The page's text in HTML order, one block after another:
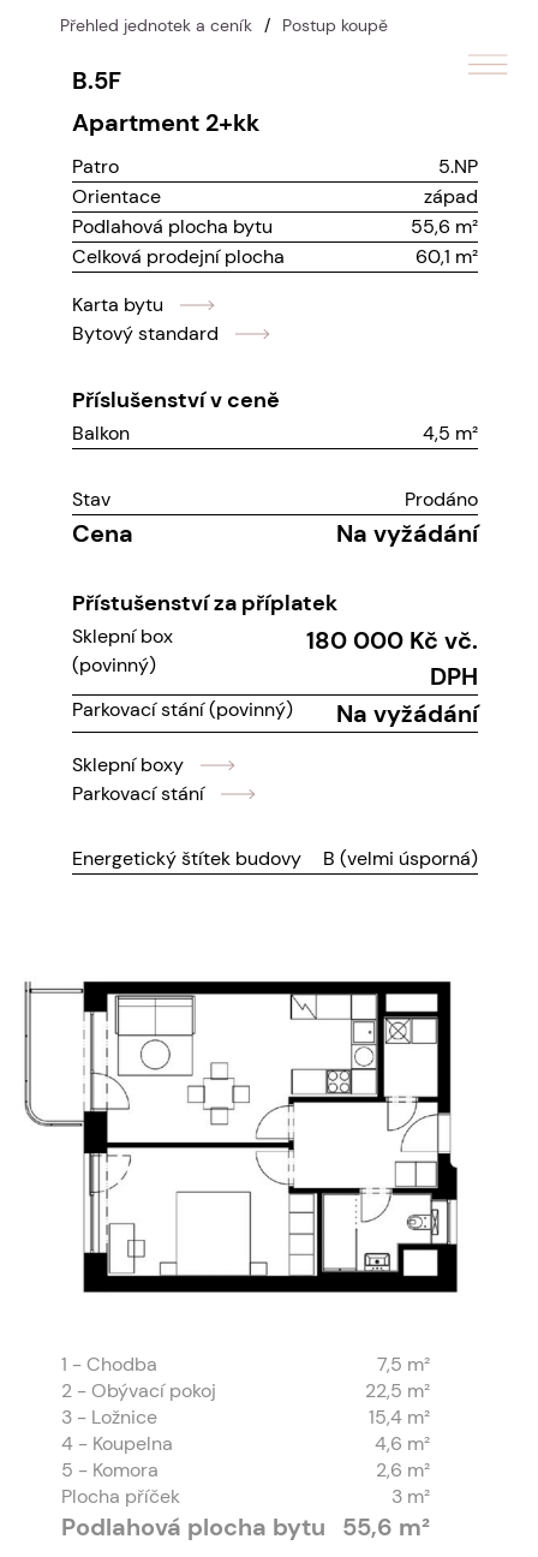
Přehled jednotek a ceník / Postup koupě
1 - Chodba
7,5 m²
2- Obývací pokoj
22,5 m²
3- Ložnice
15,4 m²
4- Koupelna
4,6 m²
5 - Komora
2,6 m²
Plocha příček
3 m²
Podlahová plocha bytu 55,6 m²
B.5F
apartment 2+kk
Patro
5.NP
Orientace
západ
Podlahová plocha bytu
55,6 m²
Celková prodejní plocha
60,1 m²
Karta bytu
Bytový standard
Příslušenství v ceně
Balkon 4,5 m²
Stav Prodáno
Cena Na vyžádání
Přístušenství za příplatek
Sklepní box
(povinný)
180 000 Kč vč.
DPH
Parkovací stání (povinný) Na vyžádání
Sklepní boxy
Parkovací stání
Energetický štítek budovy B (velmi úsporná)